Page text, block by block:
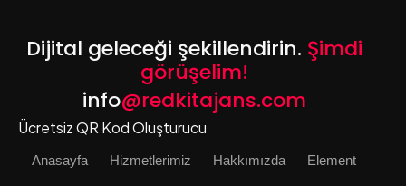
Dijital geleceği şekillendirin. Şimdi
görüşelim!
info@redkitajans.com
Ücretsiz QR Kod Oluşturucu
Anasayfa Hizmetlerimiz Hakkımızda Element